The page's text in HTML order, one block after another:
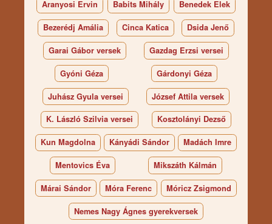
Aranyosi Ervin Babits Mihály Benedek Elek
Bezerédj Amália Cinca Katica Dsida Jenő
Garai Gábor versek Gazdag Erzsi versei
Gyóni Géza Gárdonyi Géza
Juhász Gyula versei József Attila versek
K. László Szilvia versei Kosztolányi Dezső
Kun Magdolna Kányádi Sándor Madách Imre
Mentovics Éva Mikszáth Kálmán
Márai Sándor Móra Ferenc Móricz Zsigmond
Nemes Nagy Ágnes gyerekversek